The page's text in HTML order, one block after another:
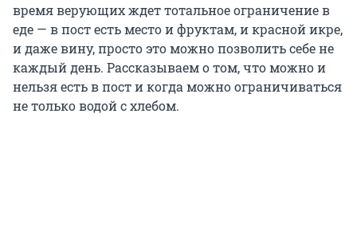
время верующих ждет тотальное ограничение в
еде — в пост есть место и фруктам, и красной икре,
и даже вину, просто это можно позволить себе не
каждый день. Рассказываем о том, что можно и
нельзя есть в пост и когда можно ограничиваться
не только водой с хлебом.